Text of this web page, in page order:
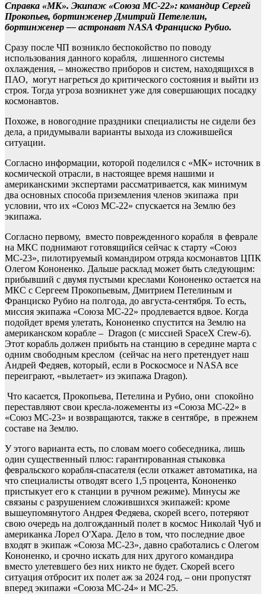
Справка «МК». Экипаж «Союза МС-22»: командир Сергей
Прокопьев, бортинженер Дмитрий Петелелин,
бортинженер — астронавт NASA Франциско Рубио.
Сразу после ЧП возникло беспокойство по поводу
использования данного корабля, лишенного системы
охлаждения, – множество приборов и систем, находящихся в
ПАО, могут нагреться до критического состояния и выйти из
строя. Тогда угроза возникнет уже для совершающих посадку
космонавтов.
Похоже, в новогодние праздники специалисты не сидели без
дела, а придумывали варианты выхода из сложившейся
ситуации.
Согласно информации, которой поделился с «МК» источник в
космической отрасли, в настоящее время нашими и
американскими экспертами рассматривается, как минимум
два основных способа приземления членов экипажа при
условии, что их «Союз МС-22» спускается на Землю без
экипажа.
Согласно первому, вместо поврежденного корабля в феврале
на МКС поднимают готовящийся сейчас к старту «Союз
МС-23», пилотируемый командиром отряда космонавтов ЦПК
Олегом Кононенко. Дальше расклад может быть следующим:
прибывший с двумя пустыми креслами Кононенко остается на
МКС с Сергеем Прокопьевым, Дмитрием Петелиным и
Франциско Рубио на полгода, до августа-сентября. То есть,
миссия экипажа «Союза МС-22» продлевается вдвое. Когда
подойдет время улетать, Кононенко спустится на Землю на
американском корабле – Dragon (с миссией SpaceX Crew-6).
Этот корабль должен прибыть на станцию в середине марта с
одним свободным креслом (сейчас на него претендует наш
Андрей Федяев, который, если в Роскосмосе и NASA все
переиграют, «вылетает» из экипажа Dragon).
Что касается, Прокопьева, Петелина и Рубио, они спокойно
переставляют свои кресла-ложементы из «Союза МС-22» в
«Союз МС-23» и возвращаются, также в сентябре, в прежнем
составе на Землю.
У этого варианта есть, по словам моего собеседника, лишь
один существенный плюс: гарантированная стыковка
февральского корабля-спасателя (если откажет автоматика, на
что специалисты отводят всего 1,5 процента, Кононенко
пристыкует его к станции в ручном режиме). Минусы же
связаны с разрушением сложившихся экипажей: кроме
вышеупомянутого Андрея Федяева, скорей всего, потеряют
свою очередь на долгожданный полет в космос Николай Чуб и
американка Лорел О'Хара. Дело в том, что последние двое
входят в экипаж «Союза МС-23», давно сработались с Олегом
Кононенко, и срочно искать для них другого командира
вместо улетевшего без них никто не будет. Скорей всего
ситуация отбросит их полет аж за 2024 год, – они пропустят
вперед экипажи «Союза МС-24» и МС-25.